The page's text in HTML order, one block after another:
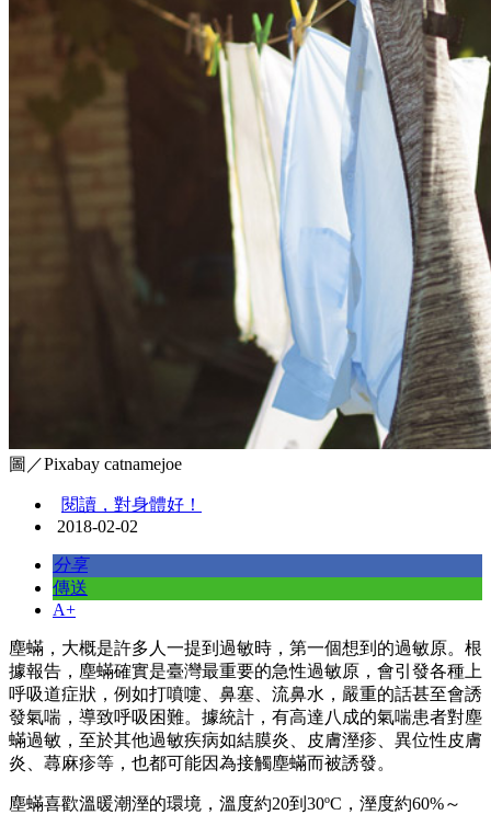
圖／Pixabay catnamejoe
閱讀，對身體好！
2018-02-02
分享
傳送
A+
塵蟎，大概是許多人一提到過敏時，第一個想到的過敏原。根
據報告，塵蟎確實是臺灣最重要的急性過敏原，會引發各種上
呼吸道症狀，例如打噴嚏、鼻塞、流鼻水，嚴重的話甚至會誘
發氣喘，導致呼吸困難。據統計，有高達八成的氣喘患者對塵
蟎過敏，至於其他過敏疾病如結膜炎、皮膚溼疹、異位性皮膚
炎、蕁麻疹等，也都可能因為接觸塵蟎而被誘發。
塵蟎喜歡溫暖潮溼的環境，溫度約20到30ºC，溼度約60%～